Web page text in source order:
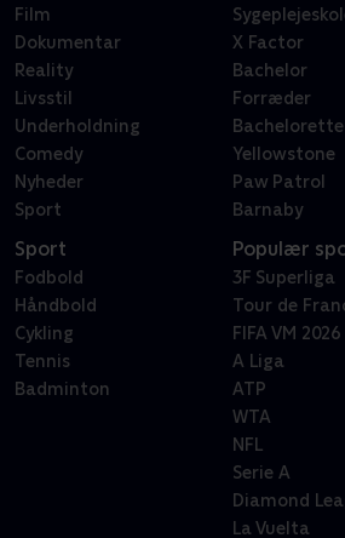
Film
Dokumentar
Reality
Livsstil
Underholdning
Comedy
Nyheder
Sport
X Factor
Bachelor
Forræder
Bachelorette
Yellowstone
Paw Patrol
Barnaby
Sport
Fodbold
Håndbold
Cykling
Tennis
Badminton
Populær
3F Superliga
Tour de
FIFA VM 2026
A Liga
ATP
WTA
NFL
Serie A
Diamond
La Vuelta